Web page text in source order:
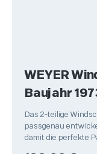
WEYER
Das 2-teilige
passgenau
damit die perfekte